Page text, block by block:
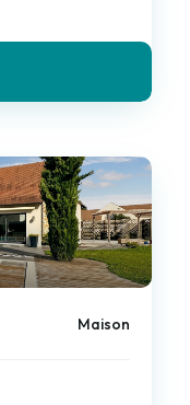
Maison